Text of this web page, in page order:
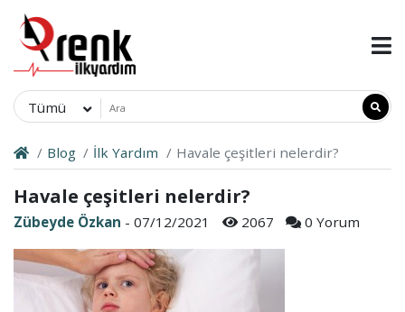
Tümü
Blog İlk Yardım Havale çeşitleri nelerdir?
Havale çeşitleri nelerdir?
Zübeyde Özkan - 07/12/2021 2067 0 Yorum